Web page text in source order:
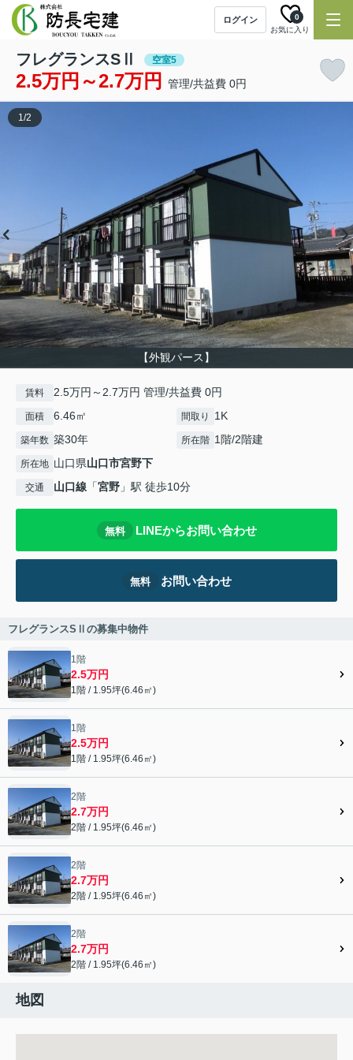
ログイン
お気に入り
0
フレグランスSⅡ 空室5
2.5万円～2.7万円 管理/共益費 0円
【外観パース】
1/2
賃料 2.5万円～2.7万円 管理/共益費 0円
面積 6.46㎡ 間取り 1K
築年数 築30年 所在階 1階/2階建
所在地 山口県山口市宮野下
交通 山口線 「宮野 」駅 徒歩10分
無料 LINEからお問い合わせ
無料 お問い合わせ
フレグランスSⅡの募集中物件
1階
2.5万円
1階 / 1.95坪(6.46㎡)
1階
2.5万円
1階 / 1.95坪(6.46㎡)
2階
2.7万円
2階 / 1.95坪(6.46㎡)
2階
2.7万円
2階 / 1.95坪(6.46㎡)
2階
2.7万円
2階 / 1.95坪(6.46㎡)
地図